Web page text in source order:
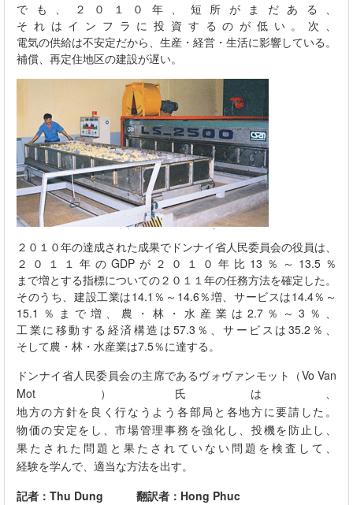
でも、２０１０年、短所がまだある、
それはインフラに投資するのが低い。次、
電気の供給は不安定だから、生産・経営・生活に影響している。
補償、再定住地区の建設が遅い。
２０１０年の達成された成果でドンナイ省人民委員会の役員は、
２０１１年の GDP が２０１０年比 13 ％～ 13.5 ％
まで増とする指標についての２０１１年の任務方法を確定した。
そのうち、建設工業は14.1 ％～ 14.6％増、サービスは14.4％～
15.1 ％まで増、農・林・水産業は 2.7％～3 ％、
工業に移動する経済構造は 57.3 ％、サービスは 35.2 ％、
そして農・林・水産業は7.5％に達する。
ドンナイ省人民委員会の主席であるヴォヴァンモット（Vo Van
Mot ）氏は、
地方の方針を良く行なうよう各部局と各地方に要請した。
物価の安定をし、市場管理事務を強化し、投機を防止し、
果たされた問題と果たされていない問題を検査して、
経験を学んで、適当な方法を出す。
記者： Thu Dung 翻訳者： Hong Phuc